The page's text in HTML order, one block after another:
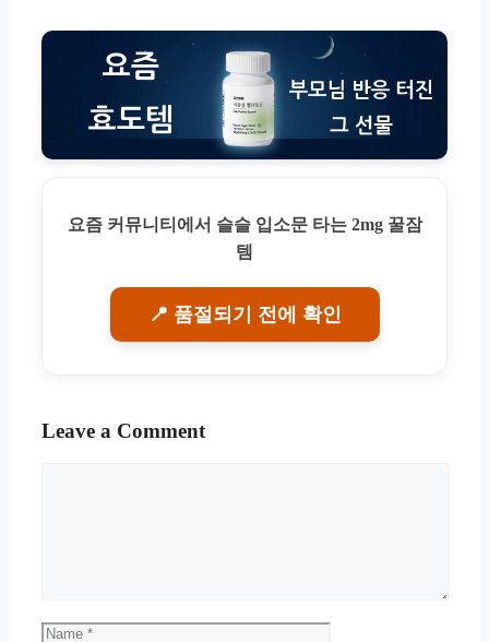
요즘 커뮤니티에서 슬슬 입소문 타는 2mg 꿀잠
템
📍 품절되기 전에 확인
Leave a Comment
Name